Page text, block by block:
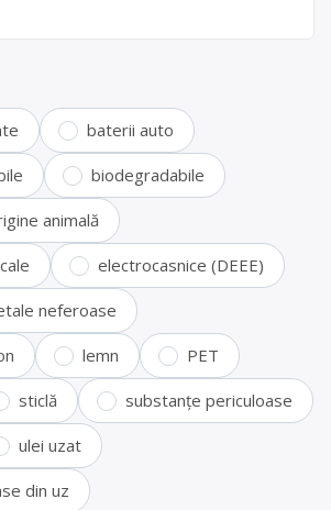
baterii auto
biodegradabile
animală
electrocasnice (DEEE)
neferoase
lemn PET
sticlă substanțe periculoase
ulei uzat
din uz